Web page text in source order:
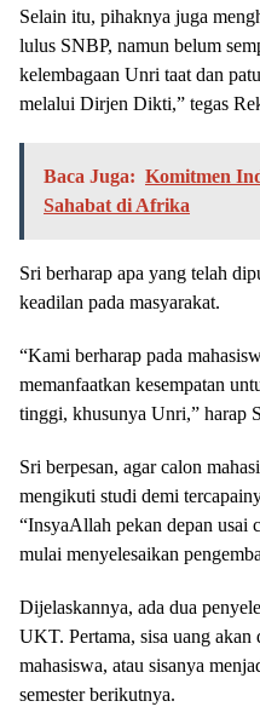
Selain itu, pihaknya juga
lulus SNBP, namun belum
kelembagaan Unri taat dan
melalui Dirjen Dikti,” tegas
Baca Juga: Komitmen
Sahabat di Afrika
Sri berharap apa yang telah
keadilan pada masyarakat.
“Kami berharap pada
memanfaatkan kesempatan
tinggi, khusunya Unri,” harap
Sri berpesan, agar calon
mengikuti studi demi
“InsyaAllah pekan depan usai
mulai menyelesaikan
Dijelaskannya, ada dua
UKT. Pertama, sisa uang
mahasiswa, atau sisanya
semester berikutnya.